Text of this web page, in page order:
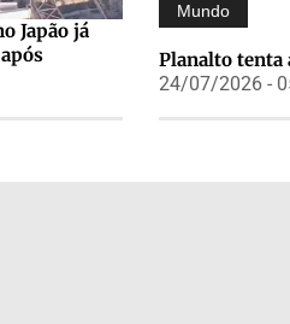
Japão já
Mundo
Planalto tenta
24/07/2026 -